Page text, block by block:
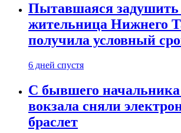
Пытавшаяся задушить
жительница Нижнего
получила условный
6 дней спустя
С бывшего начальника
вокзала сняли
браслет